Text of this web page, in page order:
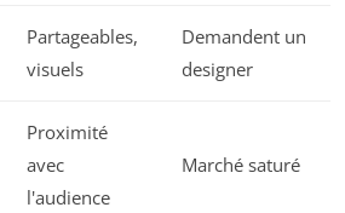
Partageables,
visuels
Demandent un
designer
Proximité
avec
l'audience
Marché saturé